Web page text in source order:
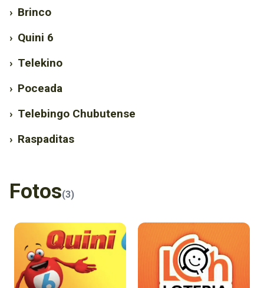
› Brinco
› Quini 6
› Telekino
› Poceada
› Telebingo Chubutense
› Raspaditas
Fotos(3)